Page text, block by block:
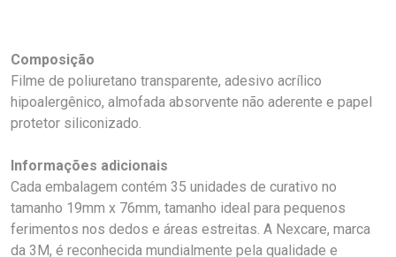
Composição
Filme de poliuretano transparente, adesivo acrílico
hipoalergênico, almofada absorvente não aderente e papel
protetor siliconizado.
Informações adicionais
Cada embalagem contém 35 unidades de curativo no
tamanho 19mm x 76mm, tamanho ideal para pequenos
ferimentos nos dedos e áreas estreitas. A Nexcare, marca
da 3M, é reconhecida mundialmente pela qualidade e